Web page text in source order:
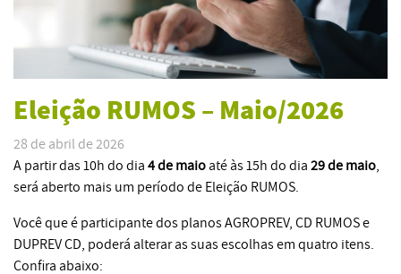
Eleição RUMOS – Maio/2026
28 de abril de 2026
A partir das 10h do dia 4 de maio até às 15h do dia 29 de maio,
será aberto mais um período de Eleição RUMOS.
Você que é participante dos planos AGROPREV, CD RUMOS e
DUPREV CD, poderá alterar as suas escolhas em quatro itens.
Confira abaixo: